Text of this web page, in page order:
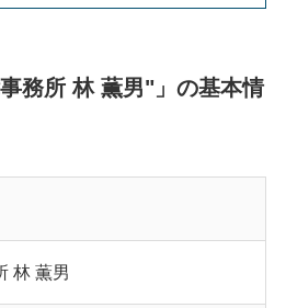
務所 林 薫男"」の基本情
林 薫男